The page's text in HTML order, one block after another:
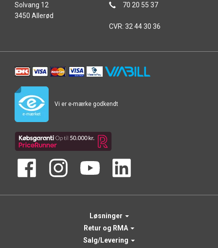
Solvang 12
3450 Allerød
70 20 55 37
CVR: 32 44 30 36
Vi er e-mærke godkendt
Løsninger
Retur og RMA
Salg/Levering